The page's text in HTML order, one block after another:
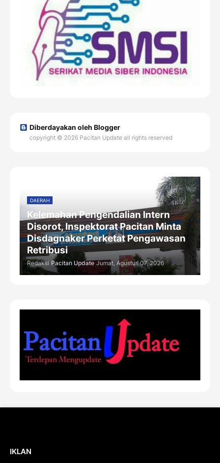
Diberdayakan oleh Blogger
copyright © 2026 Pacitan Update all rights reserved
DAERAH
Kelemahan Pengendalian Intern
Disorot, Inspektorat Pacitan Minta
Disdagnaker Perketat Pengawasan
Retribusi
Redaksi Pacitan Update Jumat, Agustus 07, 2026
IKLAN